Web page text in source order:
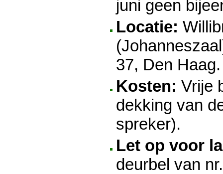
juni geen
Locatie:
37, Den
Kosten: Vrije
dekking van
spreker).
Let op voor
deurbel van